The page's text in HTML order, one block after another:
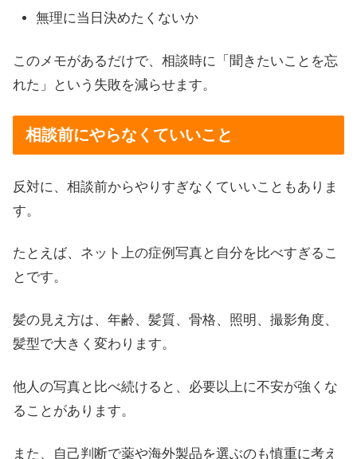
無理に当日決めたくないか
このメモがあるだけで、相談時に「聞きたいことを忘
れた」という失敗を減らせます。
相談前にやらなくていいこと
反対に、相談前からやりすぎなくていいこともありま
す。
たとえば、ネット上の症例写真と自分を比べすぎるこ
とです。
髪の見え方は、年齢、髪質、骨格、照明、撮影角度、
髪型で大きく変わります。
他人の写真と比べ続けると、必要以上に不安が強くな
ることがあります。
また、自己判断で薬や海外製品を選ぶのも慎重に考え